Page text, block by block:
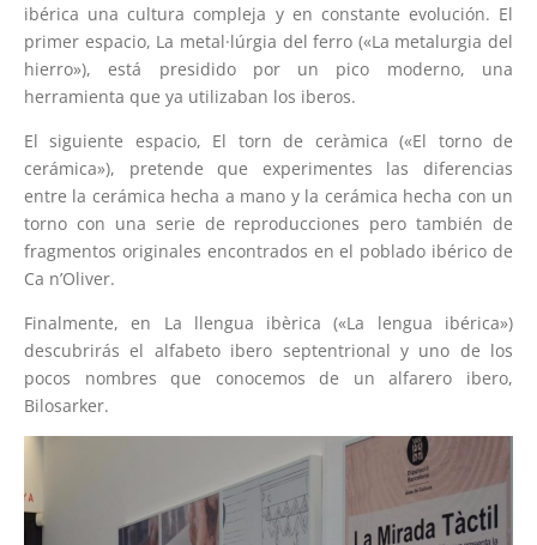
ibérica una cultura compleja y en constante evolución. El
primer espacio, La metal·lúrgia del ferro («La metalurgia del
hierro»), está presidido por un pico moderno, una
herramienta que ya utilizaban los iberos.
El siguiente espacio, El torn de ceràmica («El torno de
cerámica»), pretende que experimentes las diferencias
entre la cerámica hecha a mano y la cerámica hecha con un
torno con una serie de reproducciones pero también de
fragmentos originales encontrados en el poblado ibérico de
Ca n’Oliver.
Finalmente, en La llengua ibèrica («La lengua ibérica»)
descubrirás el alfabeto ibero septentrional y uno de los
pocos nombres que conocemos de un alfarero ibero,
Bilosarker.